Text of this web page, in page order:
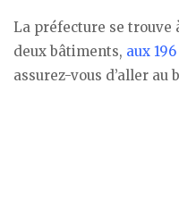
La préfecture se trouve
deux bâtiments, aux
assurez-vous d’aller au